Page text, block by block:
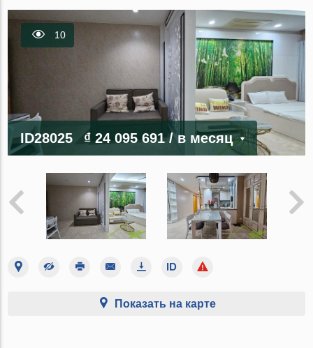
10
ID28025 ₫ 24 095 691/ в месяц
Показать на карте